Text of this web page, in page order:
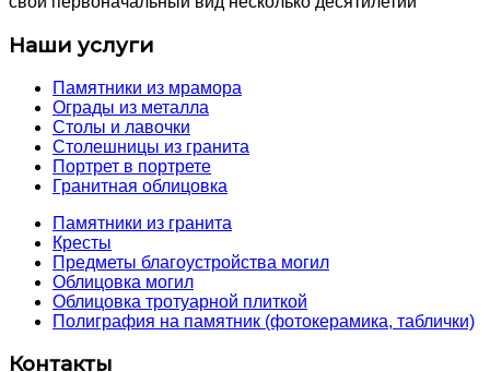
Наши услуги
Памятники из мрамора
Ограды из металла
Столы и лавочки
Столешницы из гранита
Портрет в портрете
Гранитная облицовка
Памятники из гранита
Кресты
Предметы благоустройства могил
Облицовка могил
Облицовка тротуарной плиткой
Полиграфия на памятник (фотокерамика, таблички)
Контакты